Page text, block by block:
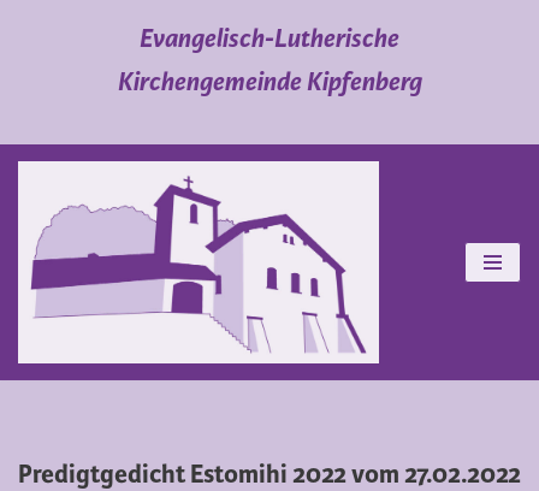
Evangelisch-Lutherische
Kirchengemeinde Kipfenberg
Predigtgedicht Estomihi 2022 vom 27.02.2022